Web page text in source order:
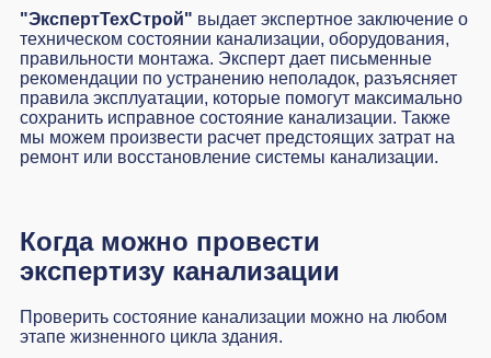
"ЭкспертТехСтрой" выдает экспертное заключение о
техническом состоянии канализации, оборудования,
правильности монтажа. Эксперт дает письменные
рекомендации по устранению неполадок, разъясняет
правила эксплуатации, которые помогут максимально
сохранить исправное состояние канализации. Также
мы можем произвести расчет предстоящих затрат на
ремонт или восстановление системы канализации.
Когда можно провести
экспертизу канализации
Проверить состояние канализации можно на любом
этапе жизненного цикла здания.